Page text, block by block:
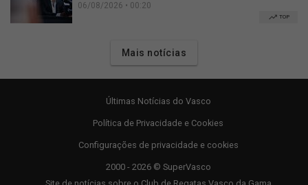
06/08/2026 • 00:20
TOP
Mais notícias
Últimas Notícias do Vasco
Política de Privacidade e Cookies
Configurações de privacidade e cookies
2000 - 2026 © SuperVasco